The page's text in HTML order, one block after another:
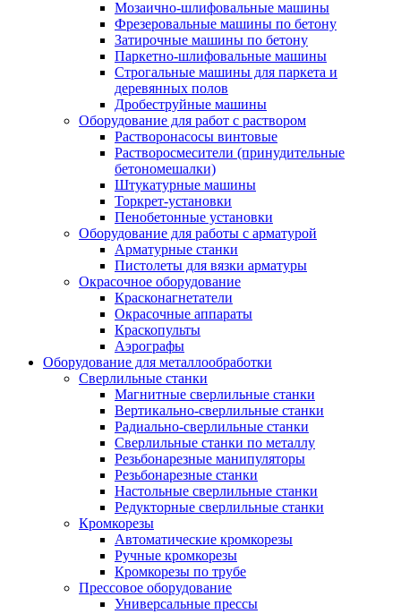
Мозаично-шлифовальные машины
Фрезеровальные машины по бетону
Затирочные машины по бетону
Паркетно-шлифовальные машины
Строгальные машины для паркета и
деревянных полов
Дробеструйные машины
Оборудование для работ с раствором
Растворонасосы винтовые
Растворосмесители (принудительные
бетономешалки)
Штукатурные машины
Торкрет-установки
Пенобетонные установки
Оборудование для работы с арматурой
Арматурные станки
Пистолеты для вязки арматуры
Окрасочное оборудование
Красконагнетатели
Окрасочные аппараты
Краскопульты
Аэрографы
Оборудование для металлообработки
Сверлильные станки
Магнитные сверлильные станки
Вертикально-сверлильные станки
Радиально-сверлильные станки
Сверлильные станки по металлу
Резьбонарезные манипуляторы
Резьбонарезные станки
Настольные сверлильные станки
Редукторные сверлильные станки
Кромкорезы
Автоматические кромкорезы
Ручные кромкорезы
Кромкорезы по трубе
Прессовое оборудование
Универсальные прессы